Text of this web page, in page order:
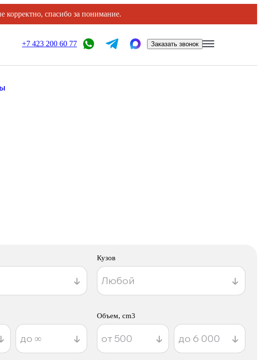
корректно, спасибо за понимание.
+7 423 200 60 77 Заказать звонок
Кузов
Объем, cm3